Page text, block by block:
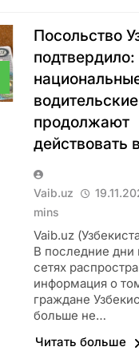
Посольство
подтвердило:
продолжают
действовать
Vaib.uz
mins
Vaib.uz
В последние дни
сетях
информация о
граждане
больше не…
Читать больше